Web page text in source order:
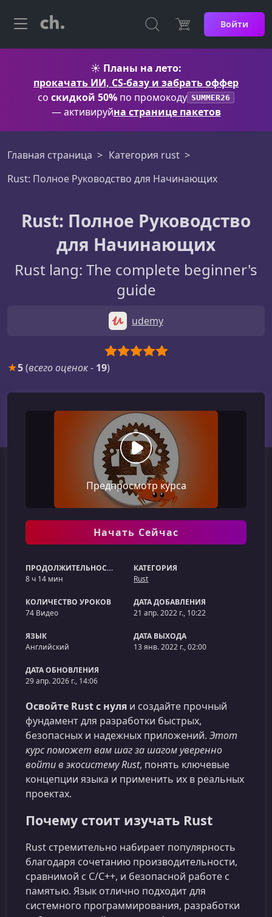
Войти
☀️ Планы на лето:
прокачать ИИ, CS-базу и забрать оффер
со скидкой 50% по промокоду SUMMER26
— активируйна странице пакетов
Главная страница
Категория rust
Rust: Полное Руководство для Начинающих
Rust: Полное Руководство
для Начинающих
Rust lang: The complete beginner's
guide
udemy
★5(всего оценок- 19)
Предпросмотр курса
Начать Сейчас
ПРОДОЛЖИТЕЛЬНОСТЬ
8 ч 14 мин
КАТЕГОРИЯ
Rust
КОЛИЧЕСТВО УРОКОВ
74 Видео
ДАТА ДОБАВЛЕНИЯ
21 апр. 2022 г., 10:22
ЯЗЫК
Английский
ДАТА ВЫХОДА
13 янв. 2022 г., 02:00
ДАТА ОБНОВЛЕНИЯ
29 апр. 2026 г., 14:06
Освойте Rust с нуля и создайте прочный
фундамент для разработки быстрых,
безопасных и надежных приложений. Этот
курс поможет вам шаг за шагом уверенно
войти в экосистему Rust, понять ключевые
концепции языка и применить их в реальных
проектах.
Почему стоит изучать Rust
Rust стремительно набирает популярность
благодаря сочетанию производительности,
сравнимой с C/C++, и безопасной работе с
памятью. Язык отлично подходит для
системного программирования, разработки